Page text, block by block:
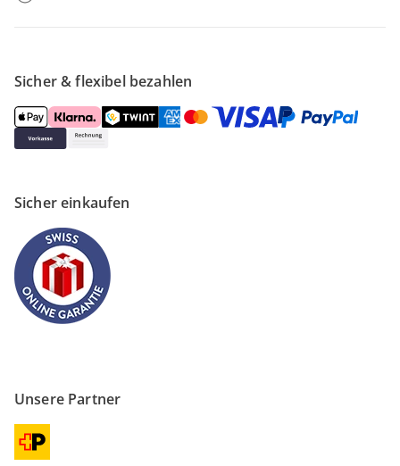
Sicher & flexibel bezahlen
Sicher einkaufen
Unsere Partner